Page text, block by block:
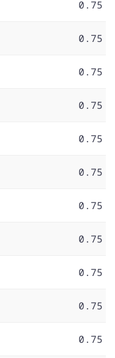
0.75
0.75
0.75
0.75
0.75
0.75
0.75
0.75
0.75
0.75
0.75